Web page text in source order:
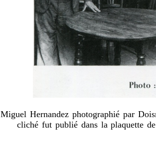
Miguel Hernandez photographié par
cliché fut publié dans la plaquette